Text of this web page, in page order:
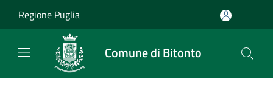
Regione Puglia
Comune di Bitonto